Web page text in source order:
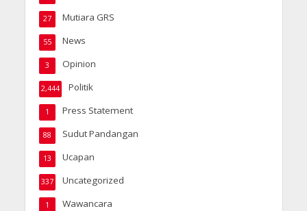
Mutiara GRS
27
News
55
Opinion
3
Politik
2,444
Press Statement
1
Sudut Pandangan
88
Ucapan
13
Uncategorized
337
Wawancara
1